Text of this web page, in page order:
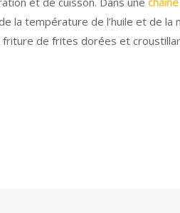
la température de l’huile et de
friture de frites dorées et